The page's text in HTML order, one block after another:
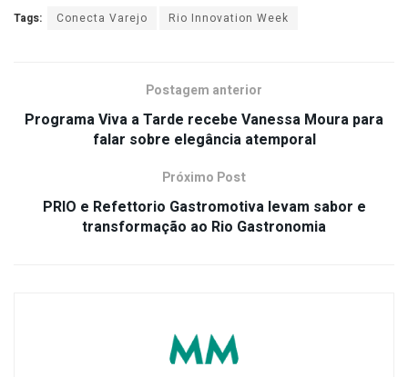
Tags: Conecta Varejo Rio Innovation Week
Postagem anterior
Programa Viva a Tarde recebe Vanessa Moura para
falar sobre elegância atemporal
Próximo Post
PRIO e Refettorio Gastromotiva levam sabor e
transformação ao Rio Gastronomia